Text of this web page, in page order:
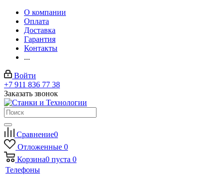
О компании
Оплата
Доставка
Гарантия
Контакты
...
Войти
+7 911 836 77 38
Заказать звонок
Сравнение0
Отложенные 0
Корзина0 пуста 0
Телефоны